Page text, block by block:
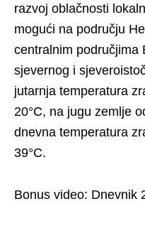
razvoj oblačnosti
mogući na području
centralnim područjima
sjevernog i
jutarnja temperatura
20°C, na jugu zemlje
dnevna temperatura
39°C.
Bonus video: Dnevnik